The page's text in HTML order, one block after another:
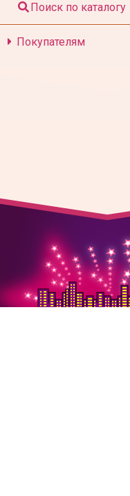
Поиск по каталогу
Покупателям